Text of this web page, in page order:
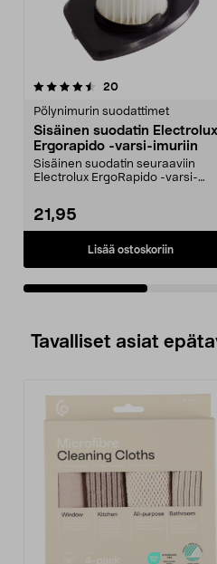
20arvostelut
Pölynimurin suodattimet
Sisäinen suodatin Electrolux
Ergorapido -varsi-imuriin
Sisäinen suodatin seuraaviin
Electrolux ErgoRapido -varsi-
21,95
Lisää ostoskoriin
4.0viidestä
Tavalliset asiat